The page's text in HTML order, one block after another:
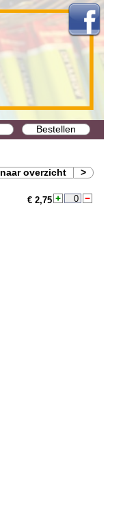
Bestellen
naar overzicht >
€ 2,75